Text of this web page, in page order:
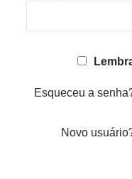
Esqueceu a
Novo